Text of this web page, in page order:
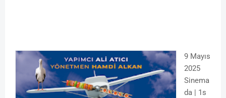
9 Mayıs
2025
Sinema
da | 1s